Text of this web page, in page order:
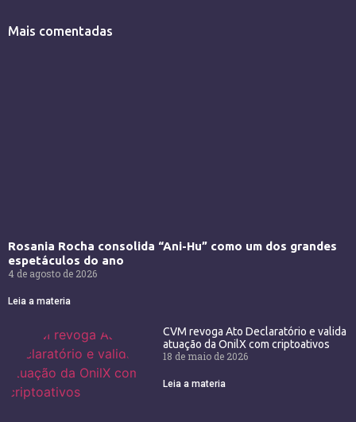
Mais comentadas
Rosania Rocha consolida “Ani-Hu” como um dos grandes
espetáculos do ano
4 de agosto de 2026
Leia a materia
CVM revoga Ato Declaratório e valida
atuação da OnilX com criptoativos
18 de maio de 2026
Leia a materia